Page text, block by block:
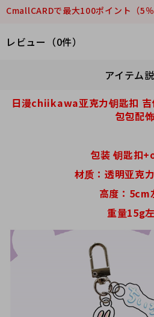
CmallCARDで最大100ポイント（5
レビュー（0件）
アイテム
日漫chiikawa亚克力钥匙扣 吉
包包配饰
包装 钥匙扣
材质：透明亚克
高度：5cm
重量15g